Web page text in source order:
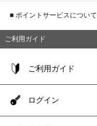
■ ポイントサービスについて
ご利用ガイド
ご利用ガイド
ログイン